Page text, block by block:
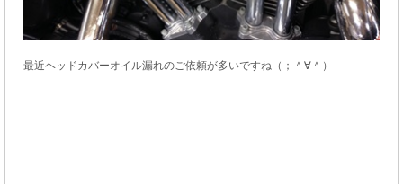
最近ヘッドカバーオイル漏れのご依頼が多いですね（；＾∀＾）